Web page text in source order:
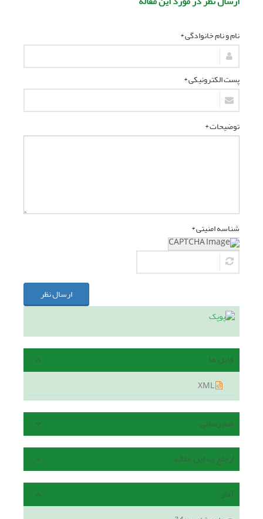
نام و نام خانوادگی *
پست الکترونیکی *
توضیحات *
شناسه امنیتی *
ارسال نظر
فایل ها
هم رسانی
ارجاع به این مقاله
آمار